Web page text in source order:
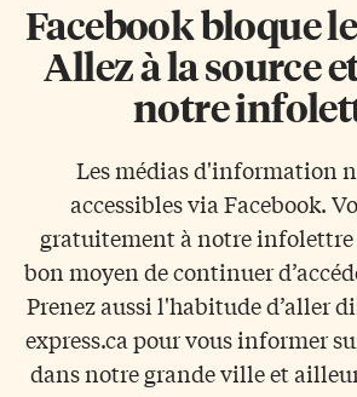
Facebook bloque
Allez à la source
notre
Les médias d'information
accessibles via Facebook.
gratuitement à notre
bon moyen de continuer
Prenez aussi l'habitude d’aller
express.ca pour vous informer
dans notre grande ville et